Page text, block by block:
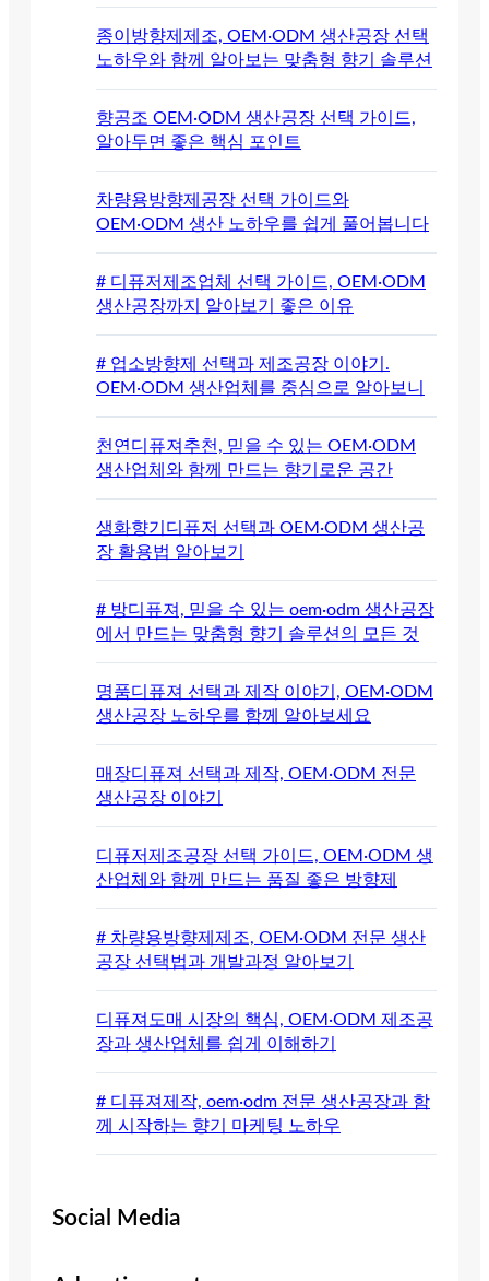
종이방향제제조, OEM·ODM 생산공장 선택
노하우와 함께 알아보는 맞춤형 향기 솔루션
향공조 OEM·ODM 생산공장 선택 가이드,
알아두면 좋은 핵심 포인트
차량용방향제공장 선택 가이드와
OEM·ODM 생산 노하우를 쉽게 풀어봅니다
# 디퓨저제조업체 선택 가이드, OEM·ODM
생산공장까지 알아보기 좋은 이유
# 업소방향제 선택과 제조공장 이야기.
OEM·ODM 생산업체를 중심으로 알아보니
천연디퓨져추천, 믿을 수 있는 OEM·ODM
생산업체와 함께 만드는 향기로운 공간
생화향기디퓨저 선택과 OEM·ODM 생산공
장 활용법 알아보기
# 방디퓨져, 믿을 수 있는 oem·odm 생산공장
에서 만드는 맞춤형 향기 솔루션의 모든 것
명품디퓨져 선택과 제작 이야기, OEM·ODM
생산공장 노하우를 함께 알아보세요
매장디퓨져 선택과 제작, OEM·ODM 전문
생산공장 이야기
디퓨저제조공장 선택 가이드, OEM·ODM 생
산업체와 함께 만드는 품질 좋은 방향제
# 차량용방향제제조, OEM·ODM 전문 생산
공장 선택법과 개발과정 알아보기
디퓨져도매 시장의 핵심, OEM·ODM 제조공
장과 생산업체를 쉽게 이해하기
# 디퓨져제작, oem·odm 전문 생산공장과 함
께 시작하는 향기 마케팅 노하우
Social Media